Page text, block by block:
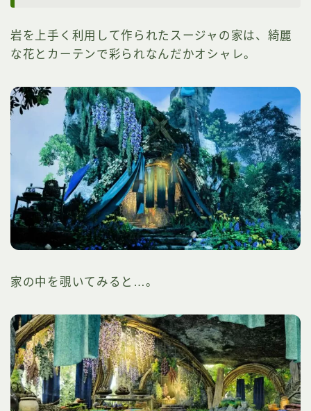
岩を上手く利用して作られたスージャの家は、綺麗
な花とカーテンで彩られなんだかオシャレ。
家の中を覗いてみると…。